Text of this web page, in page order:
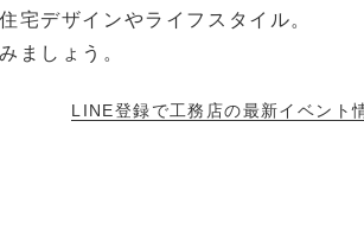
宅デザインやライフスタイル。
ましょう。
LINE登録で工務店の最新イベント